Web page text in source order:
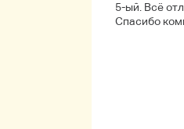
5-ый. Всё
Спасибо